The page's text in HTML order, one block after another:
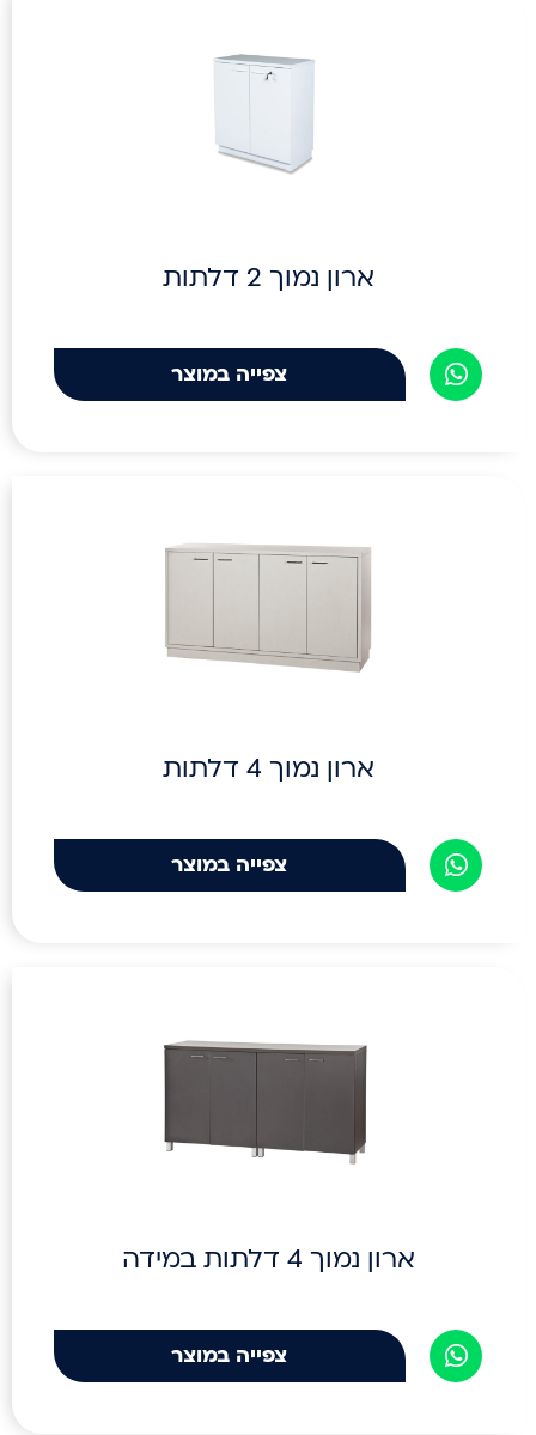
ארון נמוך 2 דלתות
צפייה במוצר
ארון נמוך 4 דלתות
צפייה במוצר
ארון נמוך 4 דלתות במידה
צפייה במוצר